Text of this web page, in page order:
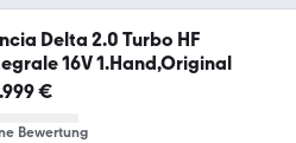
Delta 2.0 Turbo HF
16V 1.Hand,Original
€
Bewertung